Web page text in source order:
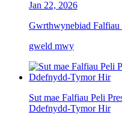
Jan 22, 2026
Gwrthwynebiad
gweld mwy
Sut mae Falfiau Peli
Ddefnydd-Tymor Hir